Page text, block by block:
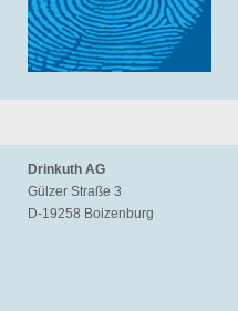
Drinkuth AG
Gülzer Straße 3
D-19258 Boizenburg